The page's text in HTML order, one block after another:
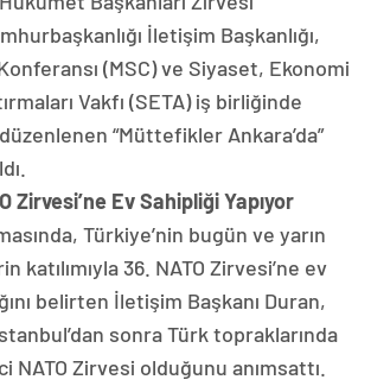
İletişim Başkanlığı,
(MSC) ve Siyaset, Ekonomi
Vakfı (SETA) iş birliğinde
“Müttefikler Ankara’da”
Zirvesi’ne Ev Sahipliği Yapıyor
Türkiye’nin bugün ve yarın
36. NATO Zirvesi’ne ev
belirten İletişim Başkanı Duran,
sonra Türk topraklarında
NATO Zirvesi olduğunu anımsattı.